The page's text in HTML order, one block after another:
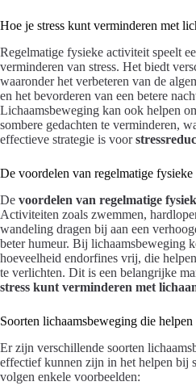
Hoe je stress kunt verminderen met
Regelmatige fysieke activiteit speelt
verminderen van stress. Het biedt
waaronder het verbeteren van de
en het bevorderen van een betere
Lichaamsbeweging kan ook helpen
sombere gedachten te verminderen,
effectieve strategie is voor
De voordelen van regelmatige
De voordelen van regelmatige
Activiteiten zoals zwemmen,
wandeling dragen bij aan een
beter humeur. Bij lichaamsbeweging
hoeveelheid endorfines vrij, die
te verlichten. Dit is een belangrijke
stress kunt verminderen met
Soorten lichaamsbeweging die
Er zijn verschillende soorten
effectief kunnen zijn in het helpen bij
volgen enkele voorbeelden: